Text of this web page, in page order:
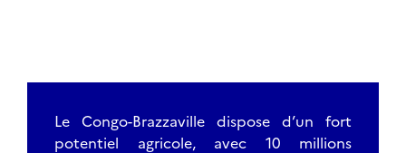
Le Congo-Brazzaville dispose d’un fort
potentiel agricole, avec 10 millions